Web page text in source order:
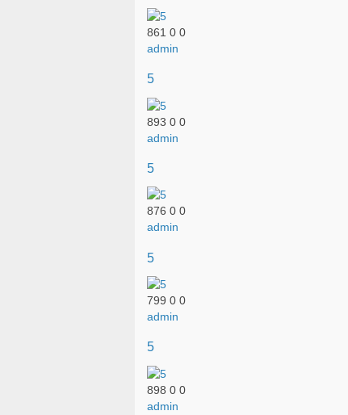
861 0 0
admin
5
893 0 0
admin
5
876 0 0
admin
5
799 0 0
admin
5
898 0 0
admin